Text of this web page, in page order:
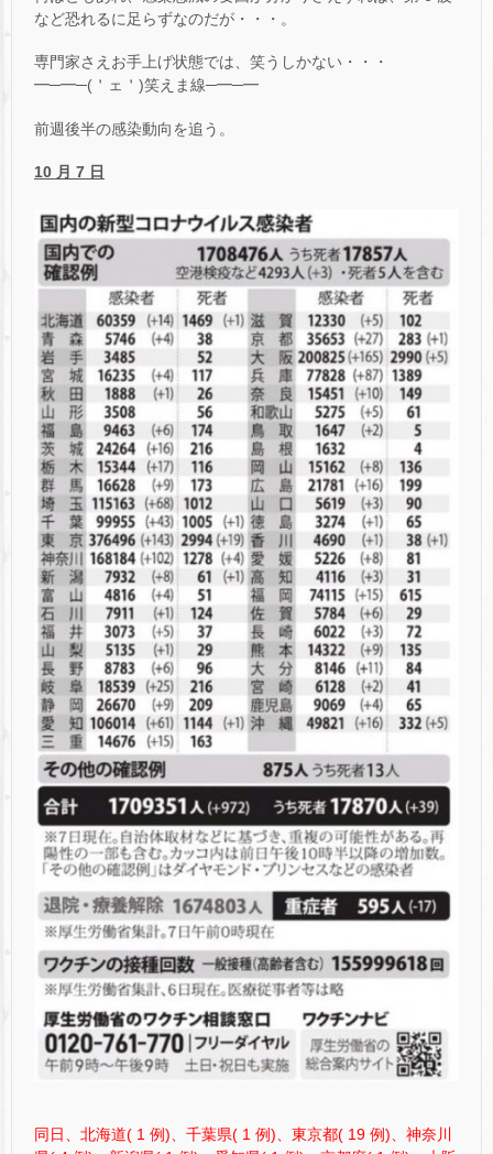
など恐れるに足らずなのだが・・・。
専門家さえお手上げ状態では、笑うしかない・・・
━─━─(＇ェ＇)笑えま線─━─━
前週後半の感染動向を追う。
10 月 7 日
同日、北海道( 1 例)、千葉県( 1 例)、東京都( 19 例)、神奈川